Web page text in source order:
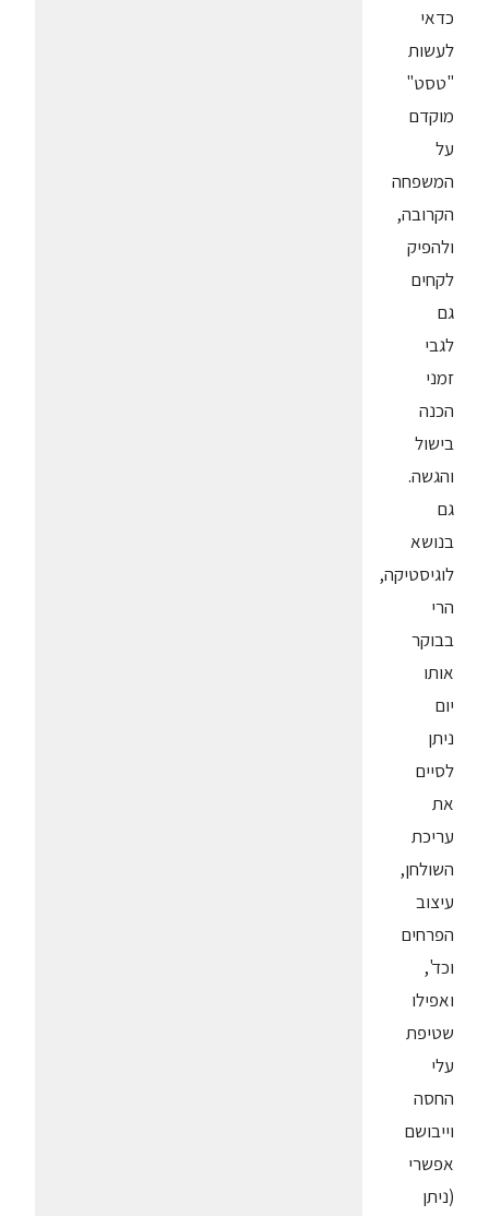
כדאי
לעשות
"טסט"
מוקדם
על
המשפחה
הקרובה,
ולהפיק
לקחים
גם
לגבי
זמני
הכנה
בישול
והגשה.
גם
בנושא
לוגיסטיקה,
הרי
בבוקר
אותו
יום
ניתן
לסיים
את
עריכת
השולחן,
עיצוב
הפרחים
וכד',
ואפילו
שטיפת
עלי
החסה
וייבושם
אפשרי
(ניתן